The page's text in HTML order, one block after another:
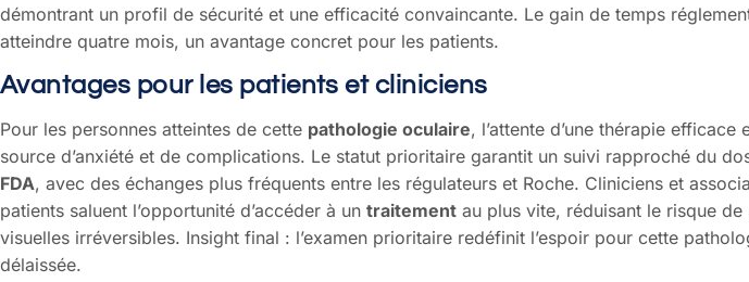
démontrant un profil de sécurité et une efficacité convaincante. Le gain de temps
atteindre quatre mois, un avantage concret pour les patients.
Avantages pour les patients et cliniciens
Pour les personnes atteintes de cette pathologie oculaire, l’attente d’une thérapie efficace
source d’anxiété et de complications. Le statut prioritaire garantit un suivi rapproché du
FDA, avec des échanges plus fréquents entre les régulateurs et Roche. Cliniciens et
patients saluent l’opportunité d’accéder à un traitement au plus vite, réduisant le risque de
visuelles irréversibles. Insight final : l’examen prioritaire redéfinit l’espoir pour cette
délaissée.